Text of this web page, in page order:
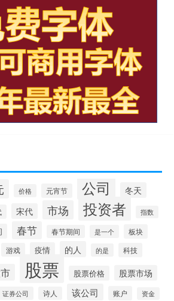
价格 元宵节 公司 冬天
宋代 市场 投资者 指数
春节 春节期间 是一个 板块
游戏 疫情 的人 的是 科技
股票 股票价格 股票市场
证券公司 诗人 该公司 账户 资金